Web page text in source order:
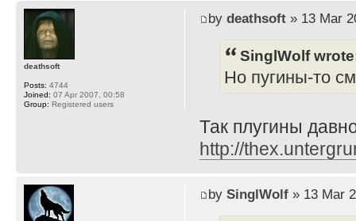
by deathsoft» 13 Mar
SinglWolf
Но пугины-то
Так плугины
http://
deathsoft
Posts: 4744
Joined: 07 Apr 2007, 00:58
Group: Registered users
by SinglWolf» 13 Mar